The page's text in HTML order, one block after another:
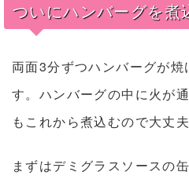
ついにハンバーグを煮
両面3分ずつハンバーグが焼
す。ハンバーグの中に火が
もこれから煮込むので大丈夫
まずはデミグラスソースの